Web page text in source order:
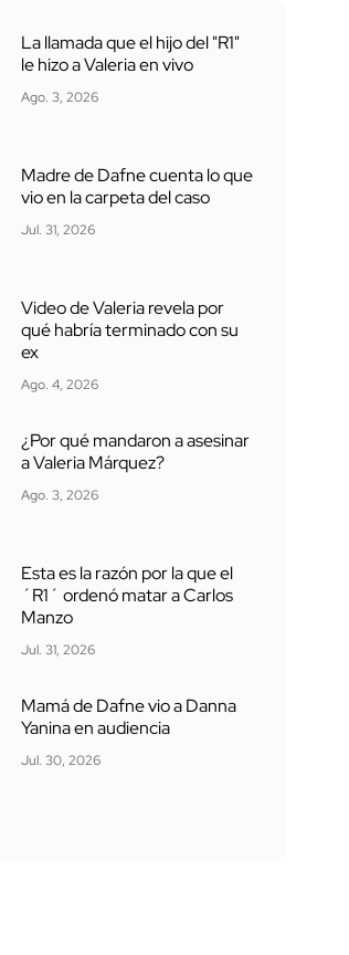
La llamada que el hijo del "R1"
le hizo a Valeria en vivo
Ago. 3, 2026
Madre de Dafne cuenta lo que
vio en la carpeta del caso
Jul. 31, 2026
Video de Valeria revela por
qué habría terminado con su
ex
Ago. 4, 2026
¿Por qué mandaron a asesinar
a Valeria Márquez?
Ago. 3, 2026
Esta es la razón por la que el
´R1´ ordenó matar a Carlos
Manzo
Jul. 31, 2026
Mamá de Dafne vio a Danna
Yanina en audiencia
Jul. 30, 2026